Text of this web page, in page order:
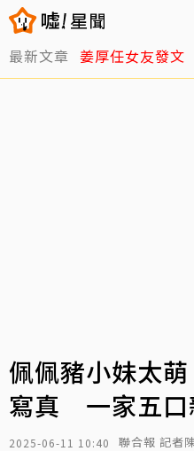
最新文章 姜厚任女友發文
佩佩豬小妹太
寫真 一家五口
2025-06-11 10:40 聯合報 記者